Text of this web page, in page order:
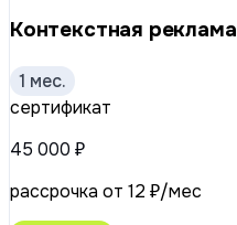
Контекстная реклама
1 мес.
сертификат
45 000 ₽
рассрочка от 12 ₽/мес